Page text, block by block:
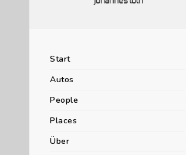
Start
Autos
People
Places
Über